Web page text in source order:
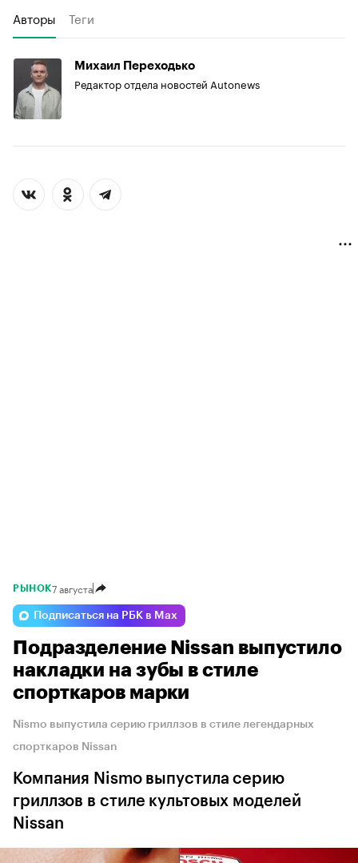
Авторы Теги
Михаил Переходько
Редактор отдела новостей Autonews
РЫНОК7 августа
Подписаться на РБК в Max
Подразделение Nissan выпустило
накладки на зубы в стиле
спорткаров марки
Nismo выпустила серию гриллзов в стиле легендарных
спорткаров Nissan
Компания Nismo выпустила серию
гриллзов в стиле культовых моделей
Nissan